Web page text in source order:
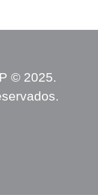
© 2025.